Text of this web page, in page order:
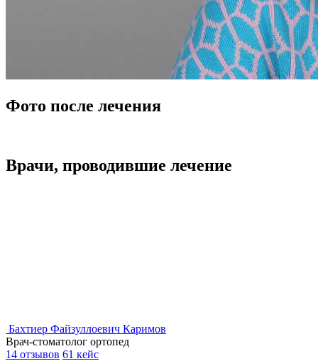
Фото после лечения
Врачи, проводившие лечение
Бахтиер Файзуллоевич Каримов
Врач-стоматолог ортопед
14 отзывов 61 кейс